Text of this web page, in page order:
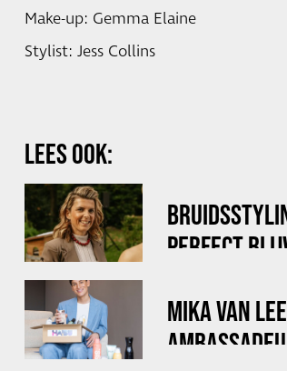
Make-up: Gemma Elaine
Stylist: Jess Collins
LEES OOK:
PERFECT
MIKA VAN